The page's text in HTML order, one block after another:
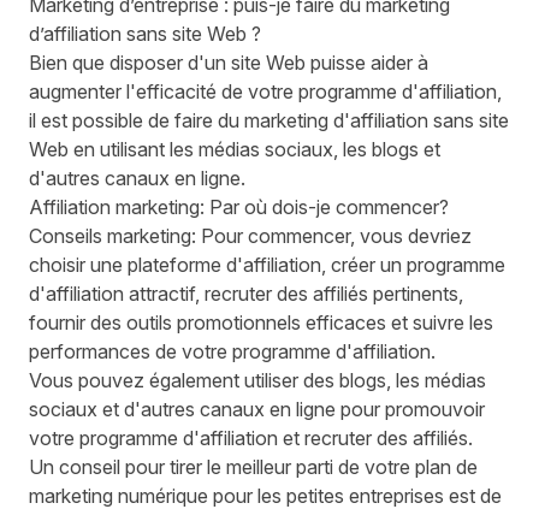
Marketing d’entreprise : puis-je faire du marketing
d’affiliation sans site Web ?
Bien que disposer d'un site Web puisse aider à
augmenter l'efficacité de votre programme d'affiliation,
il est possible de faire du marketing d'affiliation sans site
Web en utilisant les médias sociaux, les blogs et
d'autres canaux en ligne.
Affiliation marketing: Par où dois-je commencer?
Conseils marketing: Pour commencer, vous devriez
choisir une plateforme d'affiliation, créer un programme
d'affiliation attractif, recruter des affiliés pertinents,
fournir des outils promotionnels efficaces et suivre les
performances de votre programme d'affiliation.
Vous pouvez également utiliser des blogs, les médias
sociaux et d'autres canaux en ligne pour promouvoir
votre programme d'affiliation et recruter des affiliés.
Un conseil pour tirer le meilleur parti de votre plan de
marketing numérique pour les petites entreprises est de